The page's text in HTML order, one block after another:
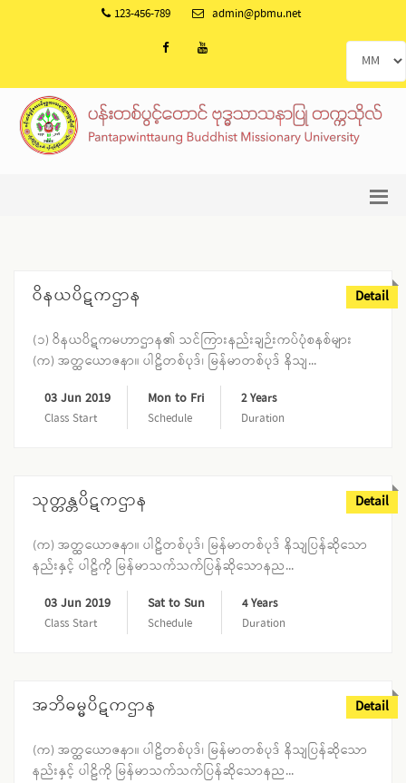
123-456-789 admin@pbmu.net
Detail
ဝိနယပိဋကဌာန
(၁) ဝိနယပိဋကမဟာဌာန၏ သင်ကြားနည်းချဉ်းကပ်ပုံစနစ်များ
(က) အတ္ထယောဇနာ။ ပါဠိတစ်ပုဒ်၊ မြန်မာတစ်ပုဒ် နိသျ...
03 Jun 2019
Class Start
Mon to Fri
Schedule
2 Years
Duration
Detail
သုတ္တန္တပိဋကဌာန
(က) အတ္ထယောဇနာ။ ပါဠိတစ်ပုဒ်၊ မြန်မာတစ်ပုဒ် နိသျပြန်ဆိုသော
နည်းနှင့် ပါဠိကို မြန်မာသက်သက်ပြန်ဆိုသောနည...
03 Jun 2019
Class Start
Sat to Sun
Schedule
4 Years
Duration
Detail
အဘိဓမ္မပိဋကဌာန
(က) အတ္ထယောဇနာ။ ပါဠိတစ်ပုဒ်၊ မြန်မာတစ်ပုဒ် နိသျပြန်ဆိုသော
နည်းနှင့် ပါဠိကို မြန်မာသက်သက်ပြန်ဆိုသောနည...